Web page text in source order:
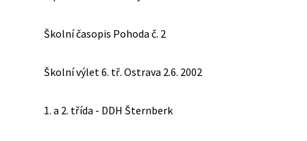
Školní časopis Pohoda č. 2
Školní výlet 6. tř. Ostrava 2.6. 2002
1. a 2. třída - DDH Šternberk